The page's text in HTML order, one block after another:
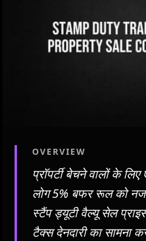
OVERVIEW
प्रॉपर्टी बेचने वालों के
लोग 5% बफर रूल को
स्टैंप ड्यूटी वैल्यू सेल
टैक्स देनदारी का सामना